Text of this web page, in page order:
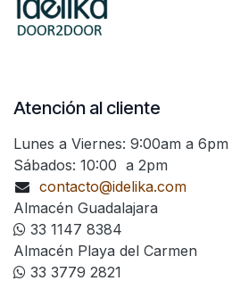
Atención al cliente
Lunes a Viernes: 9:00am a 6pm
Sábados: 10:00 a 2pm
contacto@idelika.com
Almacén Guadalajara
33 1147 8384
Almacén Playa del Carmen
33 3779 2821